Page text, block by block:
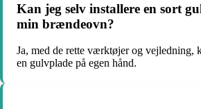
Kan jeg selv installere en sort
min brændeovn?
Ja, med de rette værktøjer og vejledning,
en gulvplade på egen hånd.